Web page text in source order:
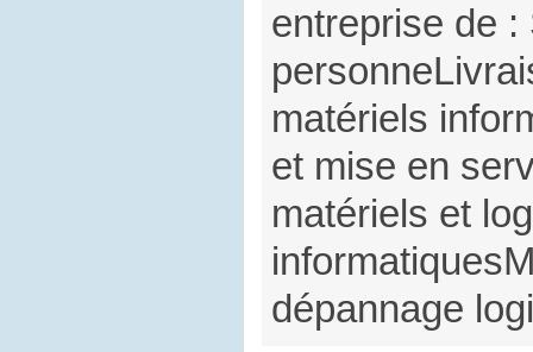
entreprise de :
matériels
et mise en
matériels et
dépannage